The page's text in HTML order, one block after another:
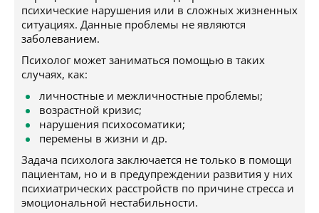
психические нарушения или в сложных жизненных
ситуациях. Данные проблемы не являются
заболеванием.
Психолог может заниматься помощью в таких
случаях, как:
личностные и межличностные проблемы;
возрастной кризис;
нарушения психосоматики;
перемены в жизни и др.
Задача психолога заключается не только в помощи
пациентам, но и в предупреждении развития у них
психиатрических расстройств по причине стресса и
эмоциональной нестабильности.